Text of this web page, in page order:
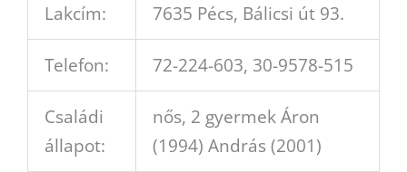
Lakcím: 7635 Pécs, Bálicsi út 93.
Telefon: 72-224-603, 30-9578-515
Családi
állapot:
nős, 2 gyermek Áron
(1994) András (2001)